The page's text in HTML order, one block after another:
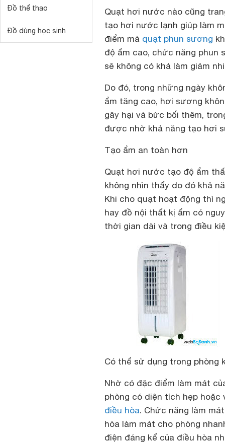
Đồ thể thao
Đồ dùng học sinh
Quạt hơi nước nào cũng
tạo hơi nước lạnh giúp làm
điểm mà quạt phun sương
độ ẩm cao, chức năng
sẽ không có khả làm giảm
Do đó, trong những ngày
ẩm tăng cao, hơi sương
gây hại và bức bối thêm,
được nhờ khả năng tạo hơi
Tạo ẩm an toàn hơn
Quạt hơi nước tạo độ ẩm
không nhìn thấy do đó khả
Khi cho quạt hoạt động thì
hay đồ nội thất kị ẩm có
thời gian dài và trong điều
Có thể sử dụng trong phòng
Nhờ có đặc điểm làm mát
phòng có diện tích hẹp hoặc
điều hòa. Chức năng làm
hòa làm mát cho phòng
điện đáng kể của điều hòa